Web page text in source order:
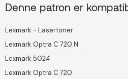
Denne patron er
Lexmark - Lasertoner
Lexmark Optra C 720 N
Lexmark 5024
Lexmark Optra C 720